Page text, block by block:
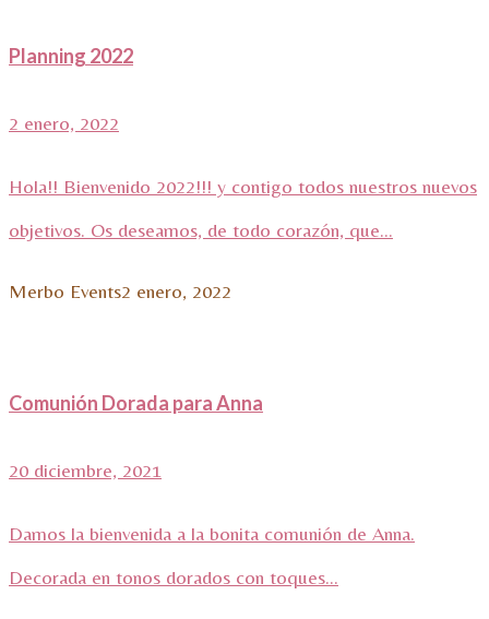
Planning 2022
2 enero, 2022
Hola!! Bienvenido 2022!!! y contigo todos nuestros nuevos
objetivos. Os deseamos, de todo corazón, que...
Merbo Events2 enero, 2022
Comunión Dorada para Anna
20 diciembre, 2021
Damos la bienvenida a la bonita comunión de Anna.
Decorada en tonos dorados con toques...